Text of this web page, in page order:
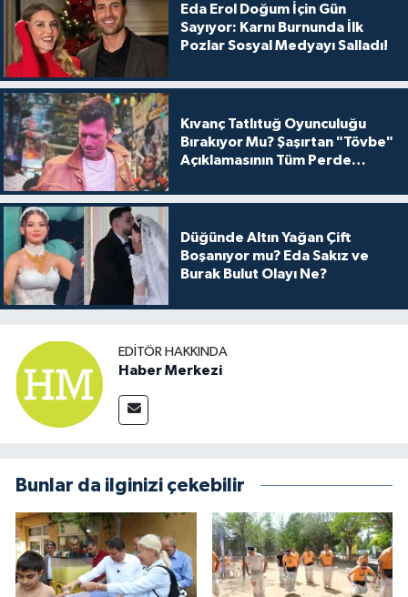
Eda Erol Doğum İçin Gün
Sayıyor: Karnı Burnunda İlk
Pozlar Sosyal Medyayı Salladı!
Kıvanç Tatlıtuğ Oyunculuğu
Bırakıyor Mu? Şaşırtan "Tövbe"
Açıklamasının Tüm Perde
Düğünde Altın Yağan Çift
Boşanıyor mu? Eda Sakız ve
Burak Bulut Olayı Ne?
EDITÖR HAKKINDA
Haber Merkezi
Bunlar da ilginizi çekebilir